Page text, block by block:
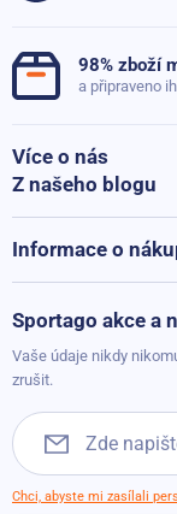
98% zboží
a připraveno
Více o nás
Vše o Sportago
Kontakty
Z našeho blogu
Běžecké pásy při
Informace o
Možnosti platby
Obchodní podmínky
Sportago akce a
Vaše údaje nikdy
zrušit.
Chci, abyste mi zasílali